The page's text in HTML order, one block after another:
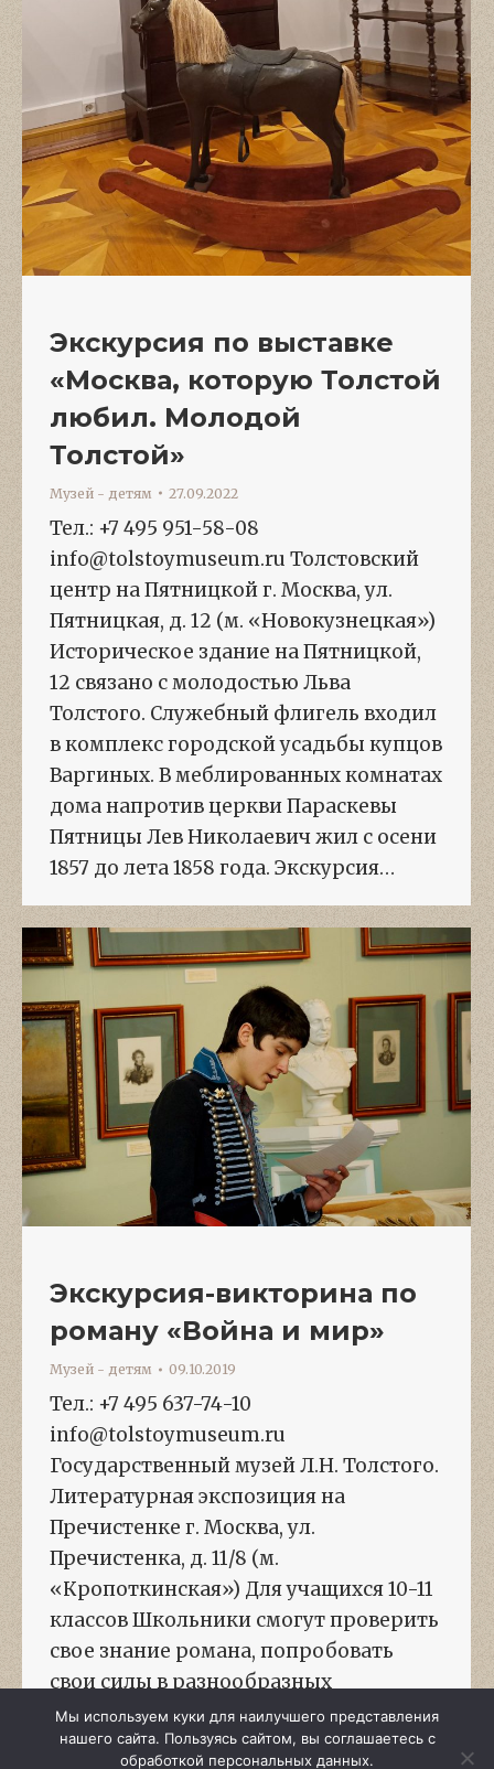
Экскурсия по выставке
«Москва, которую Толстой
любил. Молодой
Толстой»
Музей - детям 27.09.2022
Тел.: +7 495 951-58-08
info@tolstoymuseum.ru Толстовский
центр на Пятницкой г. Москва, ул.
Пятницкая, д. 12 (м. «Новокузнецкая»)
Историческое здание на Пятницкой,
12 связано с молодостью Льва
Толстого. Служебный флигель входил
в комплекс городской усадьбы купцов
Варгиных. В меблированных комнатах
дома напротив церкви Параскевы
Пятницы Лев Николаевич жил с осени
1857 до лета 1858 года. Экскурсия…
Экскурсия-викторина по
роману «Война и мир»
Музей - детям 09.10.2019
Тел.: +7 495 637-74-10
info@tolstoymuseum.ru
Государственный музей Л.Н. Толстого.
Литературная экспозиция на
Пречистенке г. Москва, ул.
Пречистенка, д. 11/8 (м.
«Кропоткинская») Для учащихся 10-11
классов Школьники смогут проверить
свое знание романа, попробовать
свои силы в разнообразных
конкурсах, в том числе и театральном,
и стать участниками «живых картин».
Мы используем куки для наилучшего представления
нашего сайта. Пользуясь сайтом, вы соглашаетесь с
обработкой персональных данных.